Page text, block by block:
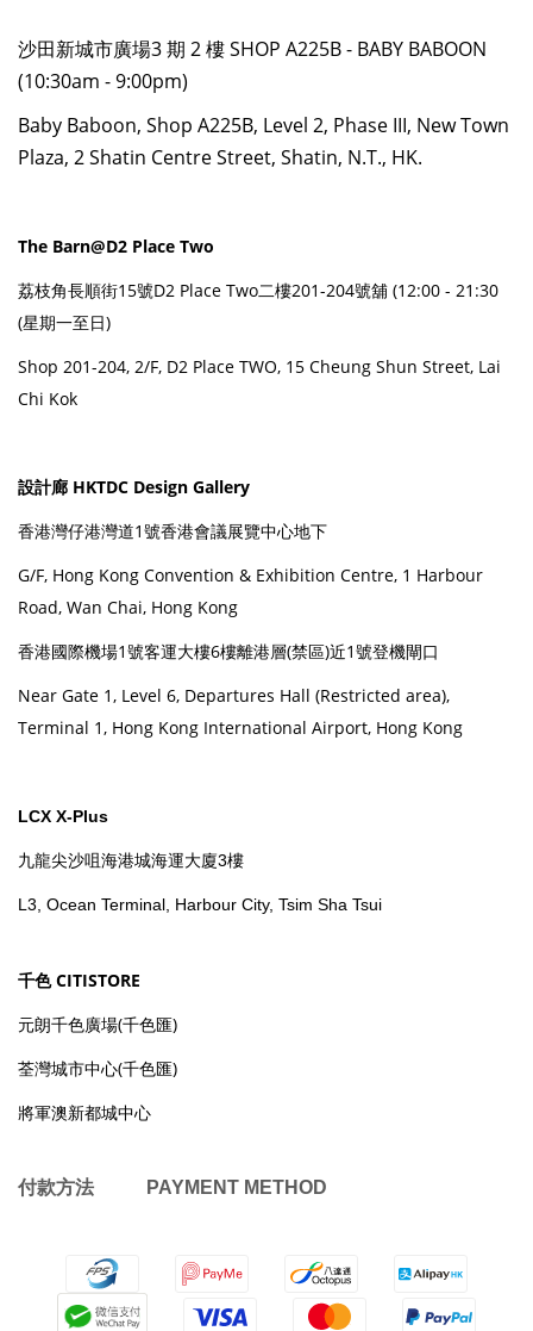
沙田新城市廣場3 期 2 樓 SHOP A225B - BABY BABOON
(10:30am - 9:00pm)
Baby Baboon, Shop A225B, Level 2, Phase III, New Town
Plaza, 2 Shatin Centre Street, Shatin, N.T., HK.
The Barn@D2 Place Two
荔枝角長順街15號D2 Place Two二樓201-204號舖 (12:00 - 21:30
(星期一至日)
Shop 201-204, 2/F, D2 Place TWO, 15 Cheung Shun Street, Lai
Chi Kok
設計廊 HKTDC Design Gallery
香港灣仔港灣道1號香港會議展覽中心地下
G/F, Hong Kong Convention & Exhibition Centre, 1 Harbour
Road, Wan Chai, Hong Kong
香港國際機場1號客運大樓6樓離港層(禁區)近1號登機閘口
Near Gate 1, Level 6, Departures Hall (Restricted area),
Terminal 1, Hong Kong International Airport, Hong Kong
LCX X-Plus
九龍尖沙咀海港城海運大廈3樓
L3, Ocean Terminal, Harbour City, Tsim Sha Tsui
千色 CITISTORE
元朗千色廣場(千色匯)
荃灣城市中心(千色匯)
將軍澳新都城中心
付款方法 PAYMENT METHOD